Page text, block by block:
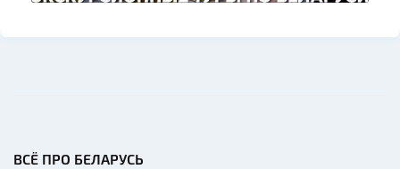
ВСЁ ПРО БЕЛАРУСЬ